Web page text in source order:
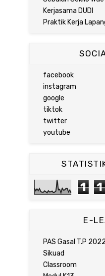
Kerjasama DUDI
Praktik Kerja
facebook
instagram
google
tiktok
twitter
youtube
1 1
E-
PAS Gasal T.P
Sikuad
Classroom